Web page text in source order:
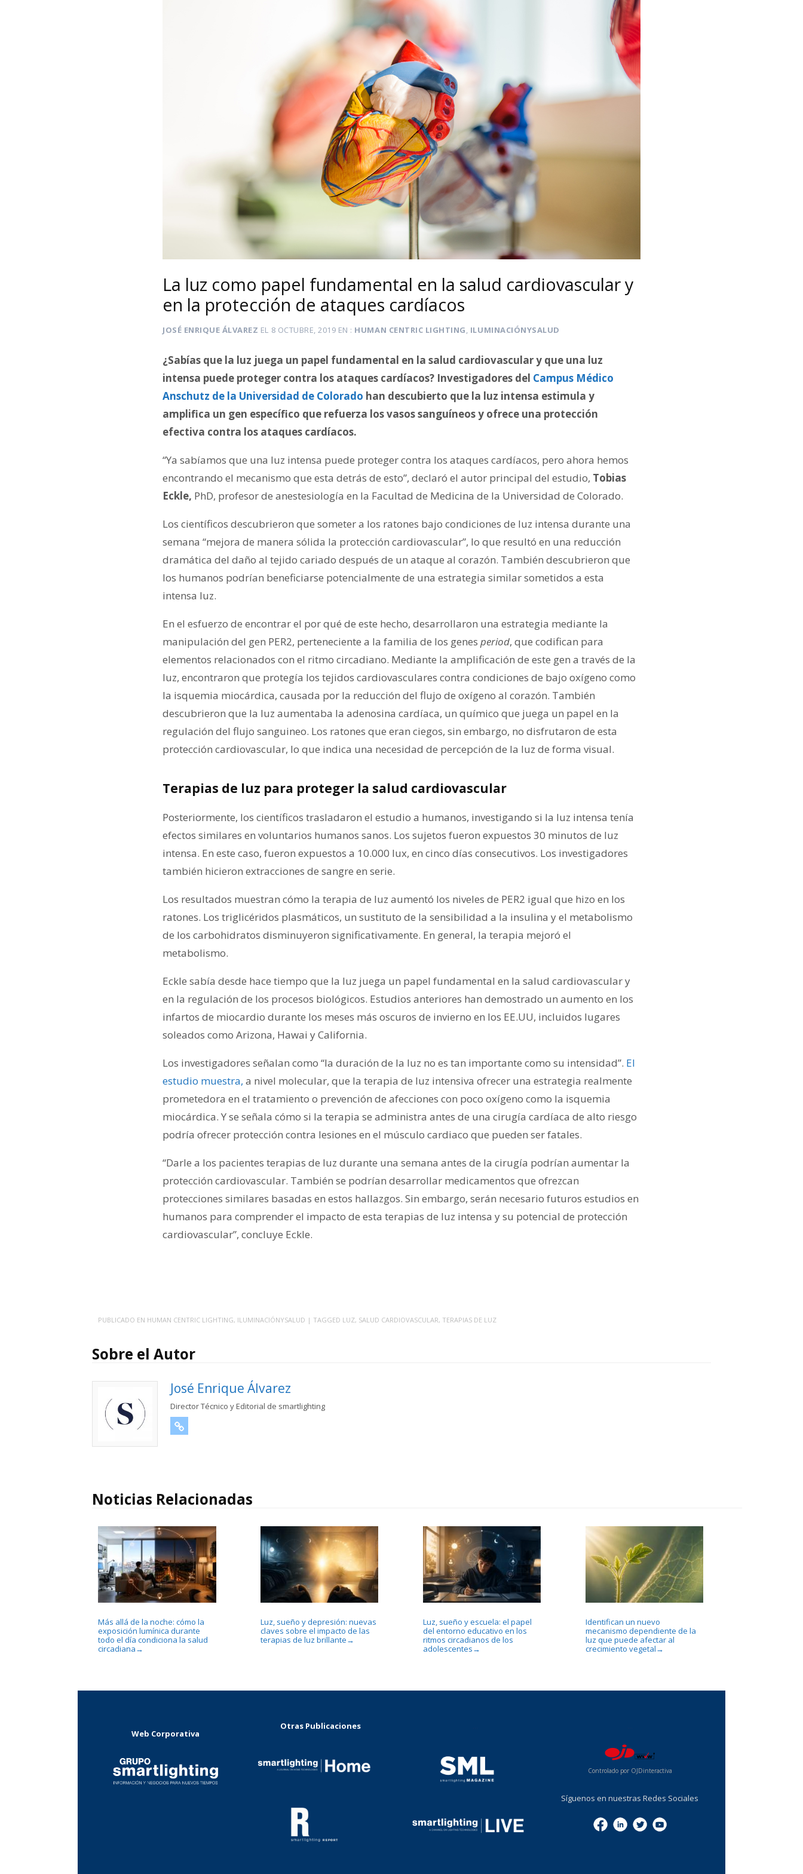
La luz como papel fundamental en la salud cardiovascular y
en la protección de ataques cardíacos
JOSÉ ENRIQUE ÁLVAREZ EL 8 OCTUBRE, 2019 EN HUMAN CENTRIC LIGHTING, ILUMINACIÓNYSALUD
¿Sabías que la luz juega un papel fundamental en la salud cardiovascular y que una luz
intensa puede proteger contra los ataques cardíacos? Investigadores del Campus Médico
Anschutz de la Universidad de Colorado han descubierto que la luz intensa estimula y
amplifica un gen específico que refuerza los vasos sanguíneos y ofrece una protección
efectiva contra los ataques cardíacos.
“Ya sabíamos que una luz intensa puede proteger contra los ataques cardíacos, pero ahora hemos
encontrando el mecanismo que esta detrás de esto”, declaró el autor principal del estudio, Tobias
Eckle, PhD, profesor de anestesiología en la Facultad de Medicina de la Universidad de Colorado.
Los científicos descubrieron que someter a los ratones bajo condiciones de luz intensa durante una
semana “mejora de manera sólida la protección cardiovascular”, lo que resultó en una reducción
dramática del daño al tejido cariado después de un ataque al corazón. También descubrieron que
los humanos podrían beneficiarse potencialmente de una estrategia similar sometidos a esta
intensa luz.
En el esfuerzo de encontrar el por qué de este hecho, desarrollaron una estrategia mediante la
manipulación del gen PER2, perteneciente a la familia de los genes period, que codifican para
elementos relacionados con el ritmo circadiano. Mediante la amplificación de este gen a través de la
luz, encontraron que protegía los tejidos cardiovasculares contra condiciones de bajo oxígeno como
la isquemia miocárdica, causada por la reducción del flujo de oxígeno al corazón. También
descubrieron que la luz aumentaba la adenosina cardíaca, un químico que juega un papel en la
regulación del flujo sanguineo. Los ratones que eran ciegos, sin embargo, no disfrutaron de esta
protección cardiovascular, lo que indica una necesidad de percepción de la luz de forma visual.
Terapias de luz para proteger la salud cardiovascular
Posteriormente, los científicos trasladaron el estudio a humanos, investigando si la luz intensa tenía
efectos similares en voluntarios humanos sanos. Los sujetos fueron expuestos 30 minutos de luz
intensa. En este caso, fueron expuestos a 10.000 lux, en cinco días consecutivos. Los investigadores
también hicieron extracciones de sangre en serie.
Los resultados muestran cómo la terapia de luz aumentó los niveles de PER2 igual que hizo en los
ratones. Los triglicéridos plasmáticos, un sustituto de la sensibilidad a la insulina y el metabolismo
de los carbohidratos disminuyeron significativamente. En general, la terapia mejoró el
metabolismo.
Eckle sabía desde hace tiempo que la luz juega un papel fundamental en la salud cardiovascular y
en la regulación de los procesos biológicos. Estudios anteriores han demostrado un aumento en los
infartos de miocardio durante los meses más oscuros de invierno en los EE.UU, incluidos lugares
soleados como Arizona, Hawai y California.
Los investigadores señalan como “la duración de la luz no es tan importante como su intensidad”. El
estudio muestra, a nivel molecular, que la terapia de luz intensiva ofrecer una estrategia realmente
prometedora en el tratamiento o prevención de afecciones con poco oxígeno como la isquemia
miocárdica. Y se señala cómo si la terapia se administra antes de una cirugía cardíaca de alto riesgo
podría ofrecer protección contra lesiones en el músculo cardiaco que pueden ser fatales.
“Darle a los pacientes terapias de luz durante una semana antes de la cirugía podrían aumentar la
protección cardiovascular. También se podrían desarrollar medicamentos que ofrezcan
protecciones similares basadas en estos hallazgos. Sin embargo, serán necesario futuros estudios en
humanos para comprender el impacto de esta terapias de luz intensa y su potencial de protección
cardiovascular”, concluye Eckle.
PUBLICADO EN HUMAN CENTRIC LIGHTING, ILUMINACIÓNYSALUD | TAGGED LUZ, SALUD CARDIOVASCULAR, TERAPIAS DE LUZ
Sobre el Autor
José Enrique Álvarez
Director Técnico y Editorial de smartlighting
Noticias Relacionadas
Más allá de la noche: cómo la
exposición lumínica durante
todo el día condiciona la salud
circadiana →
Luz, sueño y depresión: nuevas
claves sobre el impacto de las
terapias de luz brillante →
Luz, sueño y escuela: el papel
del entorno educativo en los
ritmos circadianos de los
adolescentes →
Identifican un nuevo
mecanismo dependiente de la
luz que puede afectar al
crecimiento vegetal →
Web Corporativa
Otras Publicaciones
Controlado por OJDinteractiva
Síguenos en nuestras Redes Sociales